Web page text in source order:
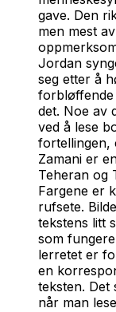
gave. Den
men mest
Jordan
seg etter å
det. Noe av
ved å lese
fortellingen,
Zamani er
Teheran og
Fargene er
rufsete.
tekstens litt
som
lerretet er
en
teksten. Det
når man